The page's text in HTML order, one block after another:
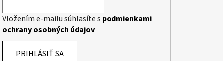
Vložením e-mailu súhlasíte s podmienkami
ochrany osobných údajov
PRIHLÁSIŤ SA